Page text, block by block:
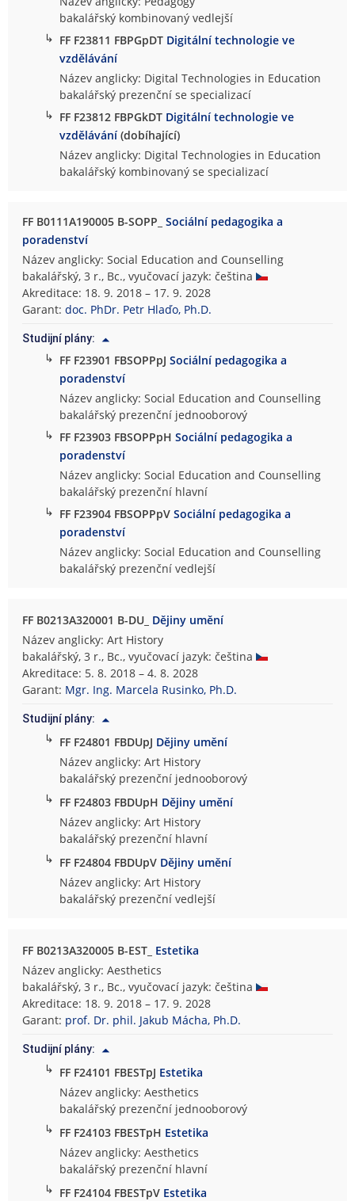
bakalářský kombinovaný vedlejší
↳ FF F23811 FBPGpDT Digitální technologie ve
vzdělávání
Název anglicky: Digital Technologies in Education
bakalářský prezenční se specializací
↳ FF F23812 FBPGkDT Digitální technologie ve
vzdělávání(dobíhající)
Název anglicky: Digital Technologies in Education
bakalářský kombinovaný se specializací
FF B0111A190005 B-SOPP_Sociální pedagogika a
poradenství
Název anglicky: Social Education and Counselling
bakalářský, 3 r., Bc., vyučovací jazyk: čeština
Akreditace: 18. 9. 2018 – 17. 9. 2028
Garant:doc. PhDr. Petr Hlaďo, Ph.D.
Studijní plány:
↳ FF F23901 FBSOPPpJSociální pedagogika a
poradenství
Název anglicky: Social Education and Counselling
bakalářský prezenční jednooborový
↳ FF F23903 FBSOPPpHSociální pedagogika a
poradenství
Název anglicky: Social Education and Counselling
bakalářský prezenční hlavní
↳ FF F23904 FBSOPPpVSociální pedagogika a
poradenství
Název anglicky: Social Education and Counselling
bakalářský prezenční vedlejší
FF B0213A320001 B-DU_ Dějiny umění
Název anglicky: Art History
bakalářský, 3 r., Bc., vyučovací jazyk: čeština
Akreditace: 5. 8. 2018 – 4. 8. 2028
Garant: Mgr. Ing. Marcela Rusinko, Ph.D.
Studijní plány:
↳ FF F24801 FBDUpJ Dějiny umění
Název anglicky: Art History
bakalářský prezenční jednooborový
↳ FF F24803 FBDUpH Dějiny umění
Název anglicky: Art History
bakalářský prezenční hlavní
↳ FF F24804 FBDUpV Dějiny umění
Název anglicky: Art History
bakalářský prezenční vedlejší
FF B0213A320005 B-EST_ Estetika
Název anglicky: Aesthetics
bakalářský, 3 r., Bc., vyučovací jazyk: čeština
Akreditace: 18. 9. 2018 – 17. 9. 2028
Garant: prof. Dr. phil. Jakub Mácha, Ph.D.
Studijní plány:
↳ FF F24101 FBESTpJ Estetika
Název anglicky: Aesthetics
bakalářský prezenční jednooborový
↳ FF F24103 FBESTpH Estetika
Název anglicky: Aesthetics
bakalářský prezenční hlavní
↳ FF F24104 FBESTpV Estetika